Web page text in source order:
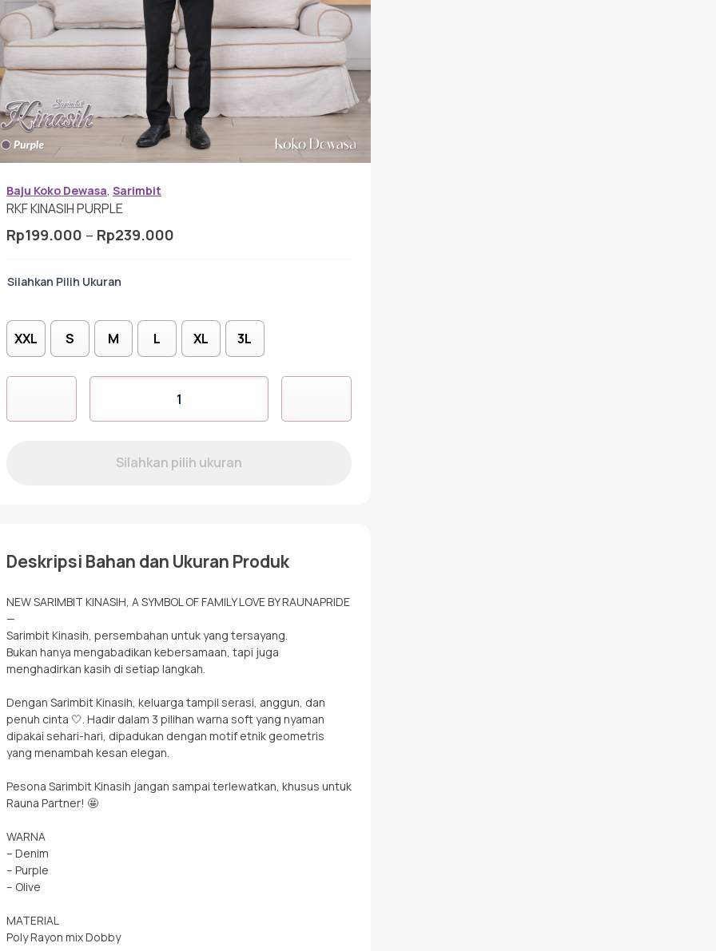
Baju Koko Dewasa
Gamis Anak-anak
Baju Koko Anak
Hijab
Sarimbit
Baju Koko Dewasa, Sarimbit
RKF KINASIH PURPLE
Rp199.000 – Rp239.000
Rp239.000
Ukuran
XXL S M L XL 3L
RKF
Deskripsi Bahan dan Ukuran Produk
NEW SARIMBIT KINASIH, A SYMBOL OF FAMILY LOVE BY RAUNAPRIDE
—
Sarimbit Kinasih, persembahan untuk yang tersayang.
Bukan hanya mengabadikan kebersamaan, tapi juga
menghadirkan kasih di setiap langkah.
Dengan Sarimbit Kinasih, keluarga tampil serasi, anggun, dan
penuh cinta 🤍. Hadir dalam 3 pilihan warna soft yang nyaman
dipakai sehari-hari, dipadukan dengan motif etnik geometris
yang menambah kesan elegan.
Pesona Sarimbit Kinasih jangan sampai terlewatkan, khusus untuk
Rauna Partner! 🤩
WARNA
– Denim
– Purple
– Olive
MATERIAL
Poly Rayon mix Dobby